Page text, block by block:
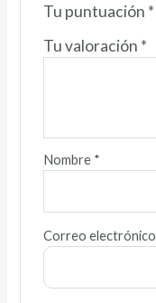
Tu puntuación *
Tu valoración *
Nombre *
Correo electrónico